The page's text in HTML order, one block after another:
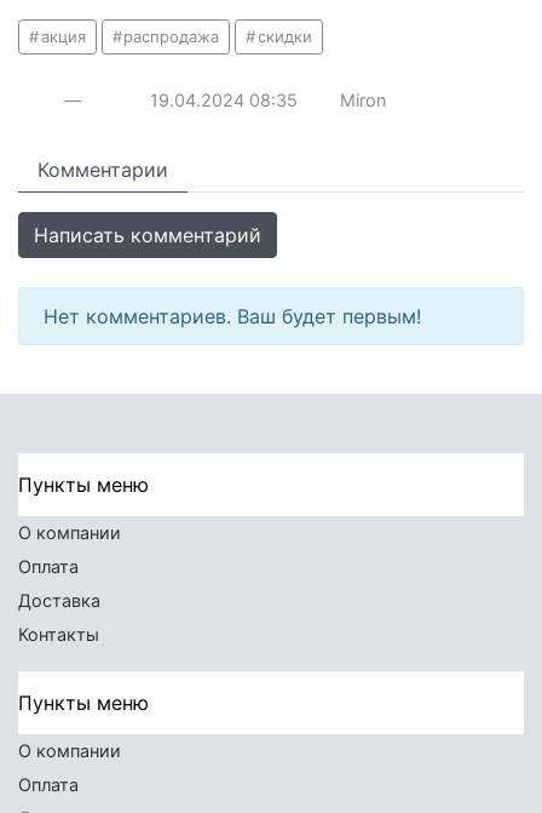
акция распродажа скидки
— 19.04.2024 08:35 Miron
Комментарии
Написать комментарий
Нет комментариев. Ваш будет первым!
Пункты меню
О компании
Оплата
Доставка
Контакты
Пункты меню
О компании
Оплата